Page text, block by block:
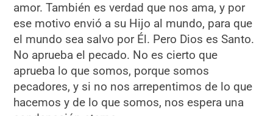
amor. También es verdad que nos ama, y por
ese motivo envió a su Hijo al mundo, para que
el mundo sea salvo por Él. Pero Dios es Santo.
No aprueba el pecado. No es cierto que
aprueba lo que somos, porque somos
pecadores, y si no nos arrepentimos de lo que
hacemos y de lo que somos, nos espera una